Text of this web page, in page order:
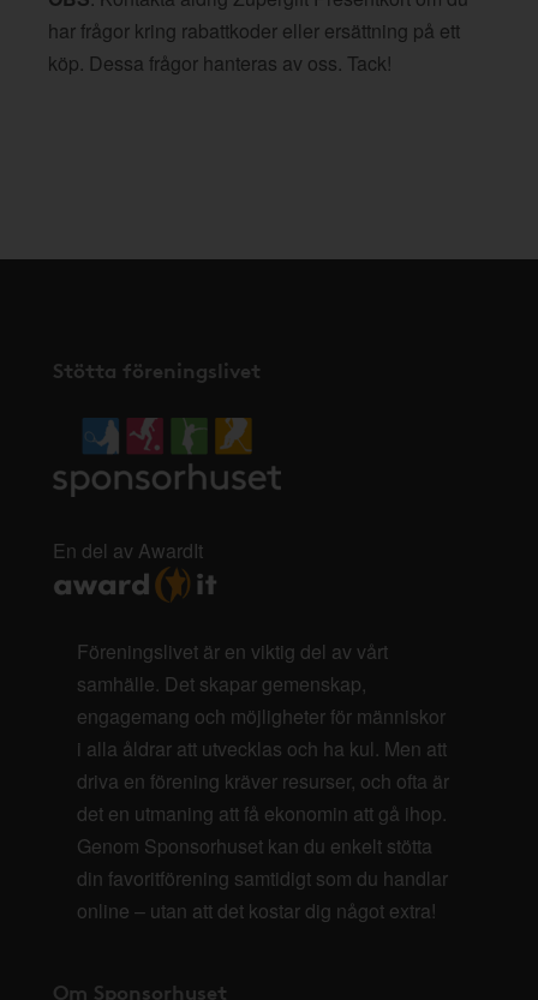
har frågor kring rabattkoder eller ersättning på ett
köp. Dessa frågor hanteras av oss. Tack!
Stötta föreningslivet
En del av AwardIt
Föreningslivet är en viktig del av vårt
samhälle. Det skapar gemenskap,
engagemang och möjligheter för människor
i alla åldrar att utvecklas och ha kul. Men att
driva en förening kräver resurser, och ofta är
det en utmaning att få ekonomin att gå ihop.
Genom Sponsorhuset kan du enkelt stötta
din favoritförening samtidigt som du handlar
online – utan att det kostar dig något extra!
Om Sponsorhuset